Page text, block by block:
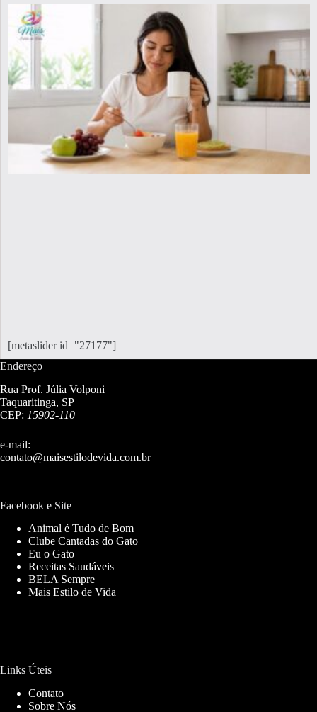
[metaslider id="27177"]
Endereço
Rua Prof. Júlia Volponi
Taquaritinga, SP
CEP: 15902-110
e-mail:
contato@maisestilodevida.com.br
Facebook e Site
Animal é Tudo de Bom
Clube Cantadas do Gato
Eu o Gato
Receitas Saudáveis
BELA Sempre
Mais Estilo de Vida
Links Úteis
Contato
Sobre Nós